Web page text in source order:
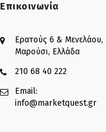
Επικοινωνία
Ερατούς 6 & Μενελάου,
Μαρούσι, Ελλάδα
210 68 40 222
Email:
info@marketquest.gr